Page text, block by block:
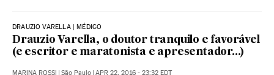
DRAUZIO VARELLA | MÉDICO
Drauzio Varella, o doutor tranquilo e favorável
(e escritor e maratonista e apresentador...)
MARINA ROSSI | São Paulo | APR 22, 2016 - 23:32 EDT